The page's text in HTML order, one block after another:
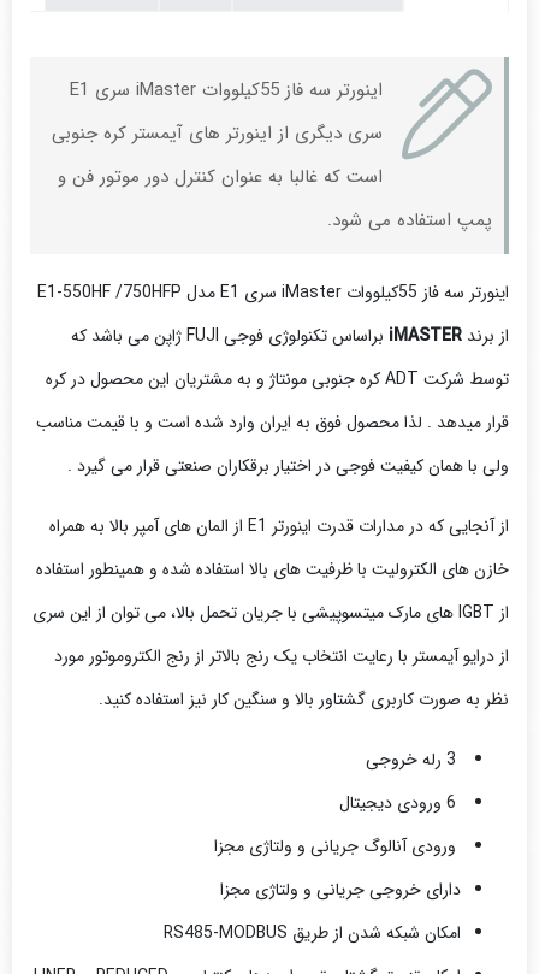
اینورتر سه فاز 55کیلووات iMaster سری E1
سری دیگری از اینورتر های آیمستر کره جنوبی
است که غالبا به عنوان کنترل دور موتور فن و
پمپ استفاده می شود.
اینورتر سه فاز 55کیلووات iMaster سری E1 مدل E1-550HF /750HFP
از برند iMASTER
براساس تکنولوژی فوجی FUJI ژاپن می باشد که
توسط شرکت ADT کره جنوبی مونتاژ و به مشتریان این محصول در کره
قرار میدهد . لذا محصول فوق به ایران وارد شده است و با قیمت مناسب
ولی با همان کیفیت فوجی در اختیار برقکاران صنعتی قرار می گیرد .
از آنجایی که در مدارات قدرت اینورتر E1 از المان های آمپر بالا به همراه
خازن های الکترولیت با ظرفیت های بالا استفاده شده و همینطور استفاده
از IGBT های مارک میتسوپیشی با جریان تحمل بالا، می توان از این سری
از درایو آیمستر با رعایت انتخاب یک رنج بالاتر از رنج الکتروموتور مورد
نظر به صورت کاربری گشتاور بالا و سنگین کار نیز استفاده کنید.
ورودی آنالوگ جریانی و ولتاژی مجزا
دارای خروجی جریانی و ولتاژی مجزا
امکان شبکه شدن از طریق RS485-MODBUS